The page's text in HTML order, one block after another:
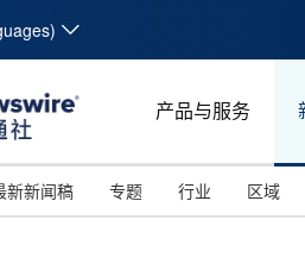
产品与服务
新新闻稿 专题 行业 区域